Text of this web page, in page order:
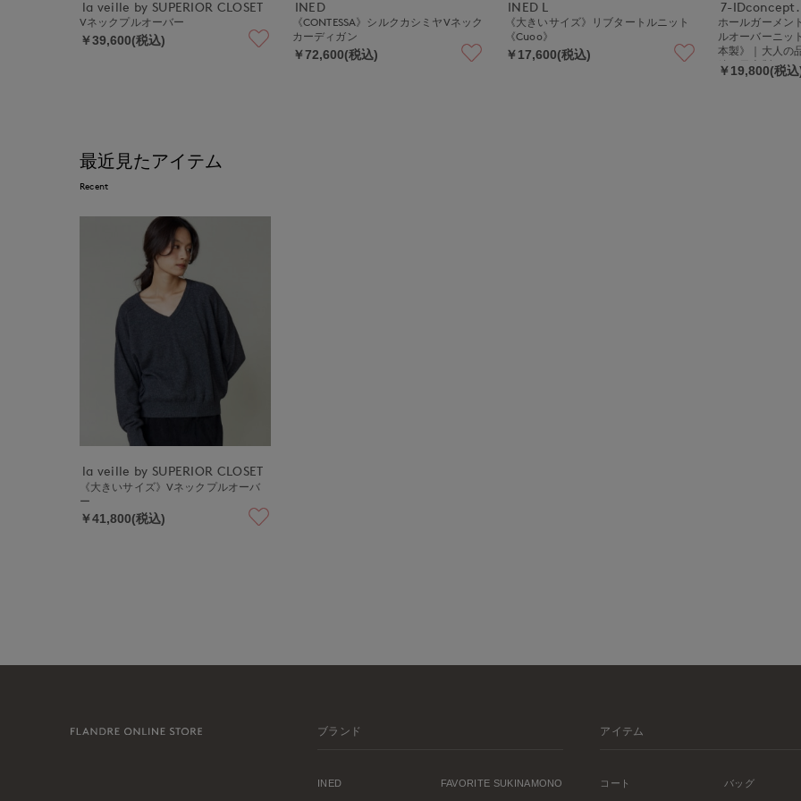
la veille by SUPERIOR CLOSET
Vネックプルオーバー
￥39,600(税込)
INED
《CONTESSA》シルクカシミヤVネック
カーディガン
￥72,600(税込)
INED L
《大きいサイズ》リブタートルニット
《Cuoo》
￥17,600(税込)
7-IDconcept.
ホールガーメン
ルオーバーニッ
本製》｜大人の
編み日本製ニット
￥19,800(税込
最近見たアイテム
Recent
la veille by SUPERIOR CLOSET
《大きいサイズ》Vネックプルオーバ
ー
￥41,800(税込)
ブランド
INED FAVORITE SUKINAMONO
アイテム
コート バッグ